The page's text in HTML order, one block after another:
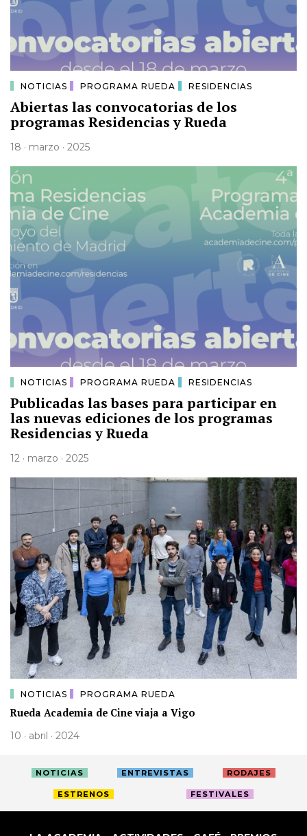
NOTICIAS PROGRAMA RUEDA RESIDENCIAS
Abiertas las convocatorias de los
programas Residencias y Rueda
18 · marzo · 2025
NOTICIAS PROGRAMA RUEDA RESIDENCIAS
Publicadas las bases para participar en
las nuevas ediciones de los programas
Residencias y Rueda
12 · marzo · 2025
NOTICIAS PROGRAMA RUEDA
Rueda Academia de Cine viaja a Vigo
10 · abril · 2024
NOTICIAS ENTREVISTAS RODAJES
ESTRENOS FESTIVALES